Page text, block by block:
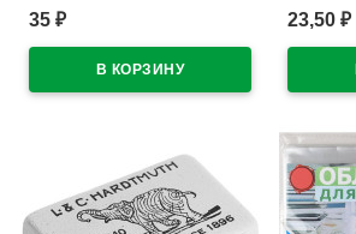
арт.300/60
35 ₽
пятерка
23,50 ₽